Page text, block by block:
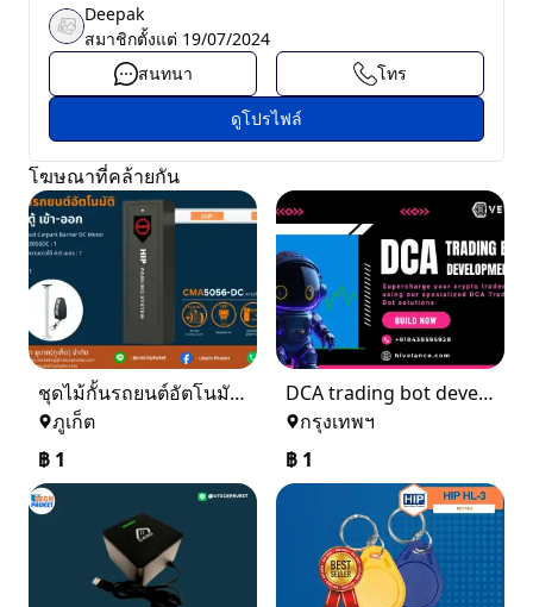
Deepak
สมาชิกตั้งแต่ 19/07/2024
สนทนา
โทร
ดูโปรไฟล์
โฆษณาที่คล้ายกัน
ชุดไม้กั้นรถยนต์อัตโนมัติ 1 ตู้ เข้า - ออก
ภูเก็ต
฿ 1
DCA trading bot development
กรุงเทพฯ
฿ 1